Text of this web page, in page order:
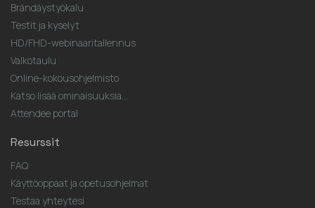
Brändäystyökalu
Testit ja kyselyt
HD/FHD-webinaaritallennus
Valkotaulu
Online-kokousohjelmisto
Katso lisää ominaisuuksia...
Attendee portal
Resurssit
FAQ
Käyttöoppaat ja opetusohjelmat
Testaa yhteytesi